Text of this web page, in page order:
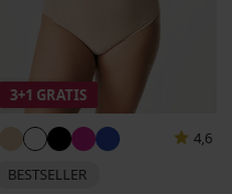
3+1 GRATIS
4,6
BESTSELLER